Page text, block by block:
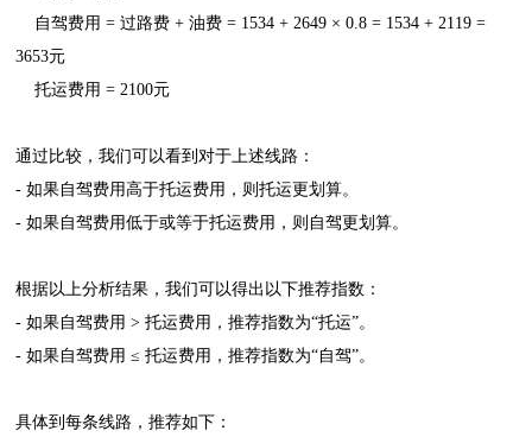
自驾费用 = 过路费 + 油费 = 1534 + 2649 × 0.8 = 1534 + 2119 =
3653元
托运费用 = 2100元
通过比较，我们可以看到对于上述线路：
- 如果自驾费用高于托运费用，则托运更划算。
- 如果自驾费用低于或等于托运费用，则自驾更划算。
根据以上分析结果，我们可以得出以下推荐指数：
- 如果自驾费用 > 托运费用，推荐指数为“托运”。
- 如果自驾费用 ≤ 托运费用，推荐指数为“自驾”。
具体到每条线路，推荐如下：